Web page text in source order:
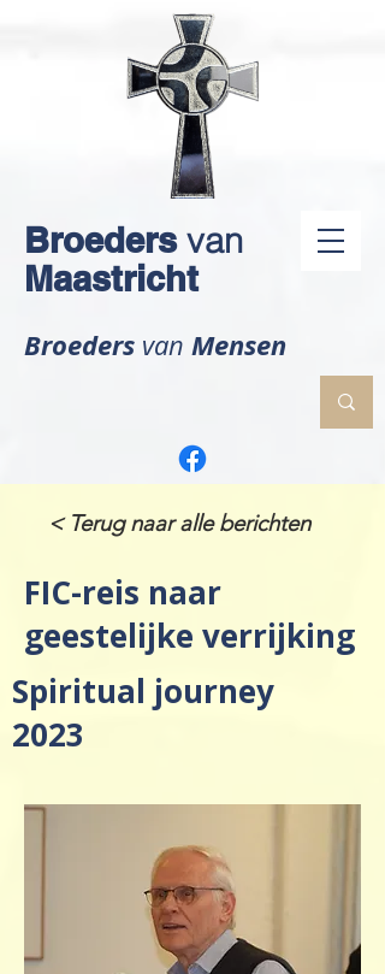
Broeders van
Maastricht
Broeders van Mensen
< Terug naar alle berichten
FIC-reis naar
geestelijke verrijking
Spiritual journey
2023